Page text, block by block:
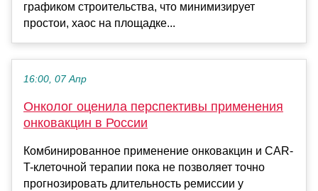
графиком строительства, что минимизирует
простои, хаос на площадке...
16:00, 07 Апр
Онколог оценила перспективы применения
онковакцин в России
​​​​​​Комбинированное применение онковакцин и CAR-
T-клеточной терапии пока не позволяет точно
прогнозировать длительность ремиссии у